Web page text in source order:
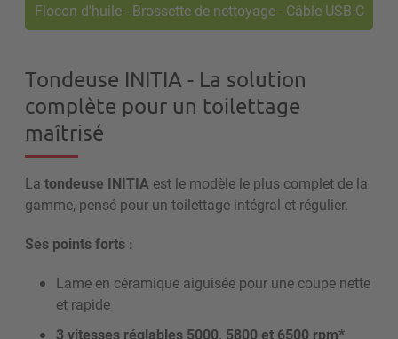
Flocon d'huile - Brossette de nettoyage - Câble USB-C
Tondeuse INITIA - La solution
complète pour un toilettage
maîtrisé
La tondeuse INITIA est le modèle le plus complet de la
gamme, pensé pour un toilettage intégral et régulier.
Ses points forts :
Lame en céramique aiguisée pour une coupe nette
et rapide
3 vitesses réglables 5000, 5800 et 6500 rpm*